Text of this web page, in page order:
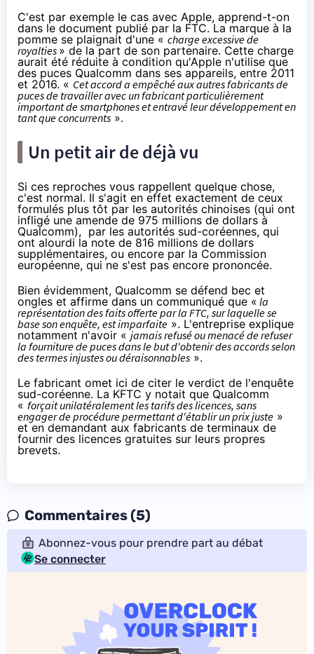
C'est par exemple le cas avec Apple, apprend-t-on
dans le document publié par la FTC. La marque à la
pomme se plaignait d'une « chargeexcessivede
royalties » de la part de son partenaire. Cette charge
aurait été réduite à condition qu'Apple n'utilise que
des puces Qualcomm dans ses appareils, entre 2011
et 2016. « Cet accord a empêché aux autres fabricants de
puces de travailler avec un fabricant particulièrement
important desmartphoneset entravé leur développement en
tant que concurrents ».
Un petit air de déjà vu
Si ces reproches vous rappellent quelque chose,
c'est normal. Il s'agit en effet exactement de ceux
formulés plus tôt par les autorités chinoises (qui ont
infligé une amende de 975 millions de dollars à
Qualcomm), par les autorités sud-coréennes, qui
ont alourdi la note de 816 millions de dollars
supplémentaires, ou encore par la Commission
européenne, qui ne s'est pas encore prononcée.
Bien évidemment, Qualcomm se défend bec et
ongles et affirme dans un communiqué que « la
représentation des faits offerte par la FTC, sur laquelle se
base son enquête, est imparfaite ». L'entreprise explique
notamment n'avoir « jamais refusé ou menacé de refuser
la fourniture de puces dans le but d'obtenir des accords selon
des termes injustes ou déraisonnables ».
Le fabricant omet ici de citer le verdict de l'enquête
sud-coréenne. La KFTC y notait que Qualcomm
« forçait unilatéralement les tarifs des licences, sans
engager de procédure permettant d'établir un prix juste »
et en demandant aux fabricants de terminaux de
fournir des licences gratuites sur leurs propres
brevets.
Commentaires (5)
Abonnez-vous pour prendre part au débat
Se connecter